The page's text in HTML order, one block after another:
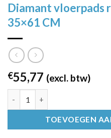
Diamant vloerpads
35×61 CM
€55,77 (excl. btw)
TOEVOEGEN